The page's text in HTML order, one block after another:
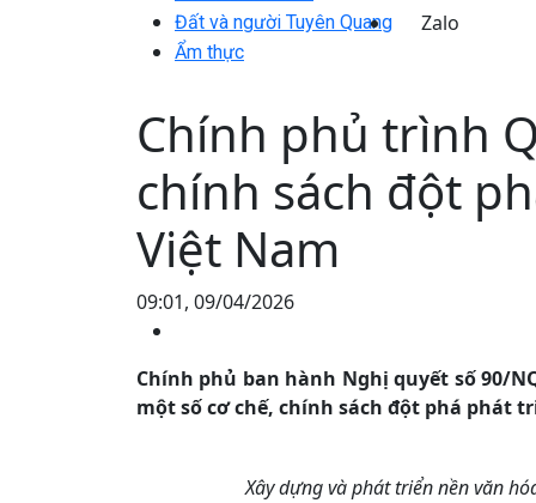
Đất và người Tuyên Quang
Ẩm thực
Zalo
Chính phủ trình
chính sách đột
Việt Nam
09:01, 09/04/2026
Chính phủ ban hành Nghị quyết số 90/
một số cơ chế, chính sách đột phá phát
Xây dựng và phát triển nền văn